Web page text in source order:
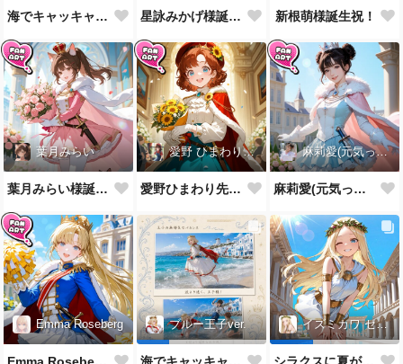
海でキャッキャウフフするやつ第2弾 星詠みかげ様誕生祝！ 新根萌様誕生祝！
葉月みらい
葉月みらい様誕生祝！
愛野 ひまわり先生
愛野ひまわり先生誕生祝！
麻莉愛(元気っ子)
麻莉愛(元気っ子)様誕生祝！
Emma Roseberg ブルー王子ver. イズミカワ セリヌンver.